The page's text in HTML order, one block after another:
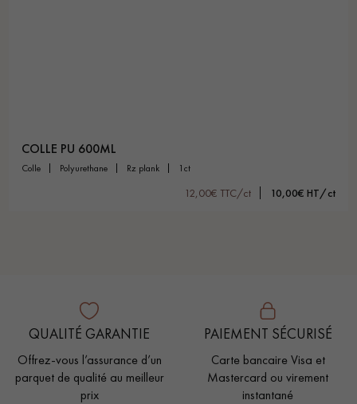
COLLE PU 600ML
colle polyurethane rz plank 1ct
12,00€ TTC/ct 10,00€ HT/ct
QUALITÉ GARANTIE
Offrez-vous l’assurance d’un
parquet de qualité au meilleur
prix
PAIEMENT SÉCURISÉ
Carte bancaire Visa et
Mastercard ou virement
instantané